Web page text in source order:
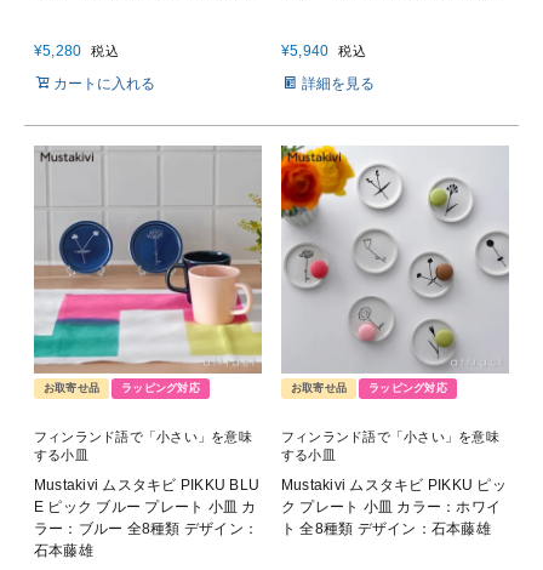
¥5,280 税込
カートに入れる
¥5,940 税込
詳細を見る
お取寄せ品 ラッピング対応
フィンランド語で「小さい」を意味
する小皿
Mustakivi ムスタキビ PIKKU BLU
E ピック ブルー プレート 小皿 カ
ラー：ブルー 全8種類 デザイン：
石本藤雄
お取寄せ品 ラッピング対応
フィンランド語で「小さい」を意味
する小皿
Mustakivi ムスタキビ PIKKU ピッ
ク プレート 小皿 カラー：ホワイ
ト 全8種類 デザイン：石本藤雄